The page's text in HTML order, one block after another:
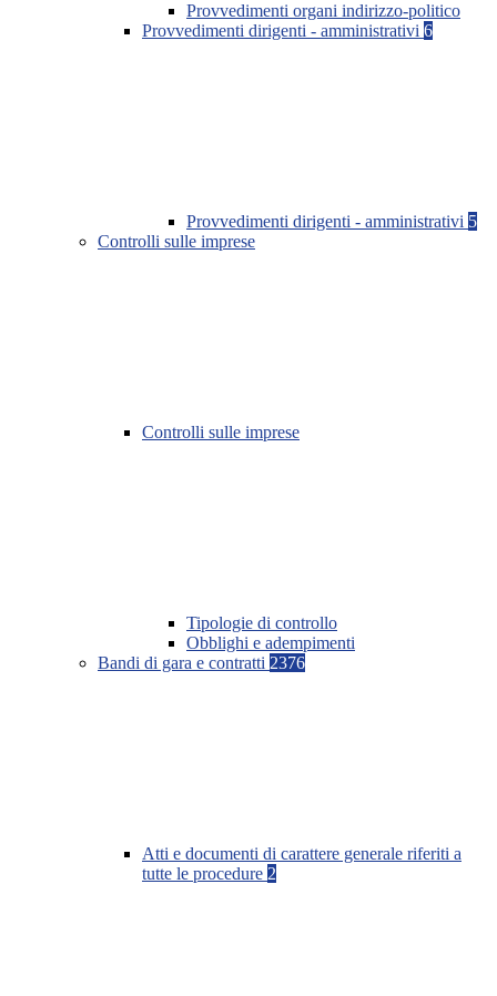
Provvedimenti organi indirizzo-politico
Provvedimenti dirigenti - amministrativi 6
Provvedimenti dirigenti - amministrativi 5
Controlli sulle imprese
Controlli sulle imprese
Tipologie di controllo
Obblighi e adempimenti
Bandi di gara e contratti 2376
Atti e documenti di carattere generale riferiti a
tutte le procedure 2